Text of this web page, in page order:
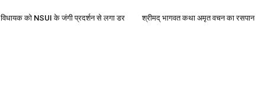
विधायक को NSUI के जंगी प्रदर्शन से लगा डर श्रीमद् भागवत कथा अमृत वचन का रसपान